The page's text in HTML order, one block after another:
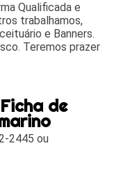
Qualificada e
trabalhamos,
e Banners.
Teremos prazer
de
2445 ou